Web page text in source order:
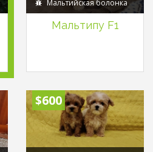
Мальтийская болонка
Мальтипу F1
$600